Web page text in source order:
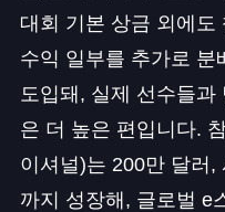
대회 기본 상금 외에도
수익 일부를 추가로 분
도입돼, 실제 선수들
은 더 높은 편입니다.
이셔널)는 200만 달러,
까지 성장해, 글로벌 e